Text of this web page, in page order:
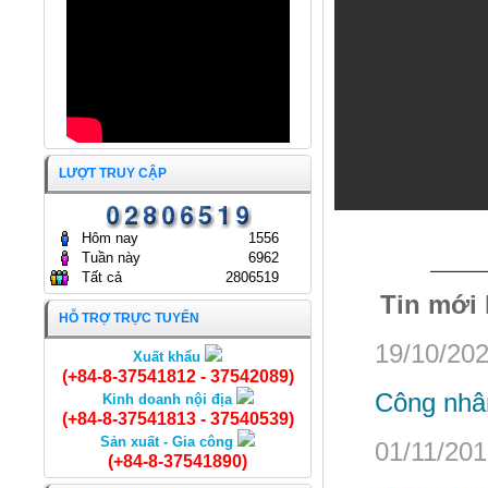
Tin mới
19/10/
Công
01/11/
Cá Gáy nguyên con
LƯỢT TRUY CẬP
Hôm nay
1556
Tuần này
6962
Tất cả
2806519
HỖ TRỢ TRỰC TUYẾN
Xuất khẩu
(+84-8-37541812 - 37542089)
Kinh doanh nội địa
(+84-8-37541813 - 37540539)
Sản xuất - Gia công
(+84-8-37541890)